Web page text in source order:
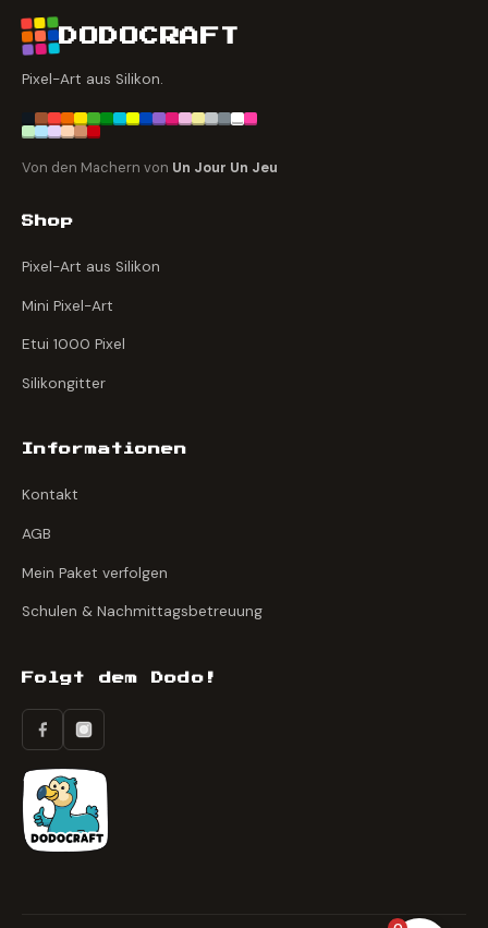
DODOCRAFT
Pixel-Art aus Silikon.
Von den Machern von Un Jour Un Jeu
Shop
Pixel-Art aus Silikon
Mini Pixel-Art
Etui 1000 Pixel
Silikongitter
Informationen
Kontakt
AGB
Mein Paket verfolgen
Schulen & Nachmittagsbetreuung
Folgt dem Dodo!